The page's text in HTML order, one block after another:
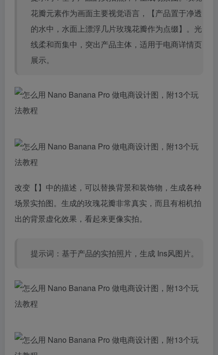
花瓣元素作为画面主要视觉语言，【产品置于净透
的水中，水面上漂浮几片玫瑰花瓣作为点缀】。光
线柔和而集中，突出产品主体，适用于电商详情页
展示。
改变【】中的描述，可以替换背景和装饰物，生成各种
场景实拍图。生成的玫瑰花瓣非常真实，而且有相机拍
出的背景虚化效果，看起来更像实拍。
提示词：基于产品的实拍照片，生成 Ins风图片。